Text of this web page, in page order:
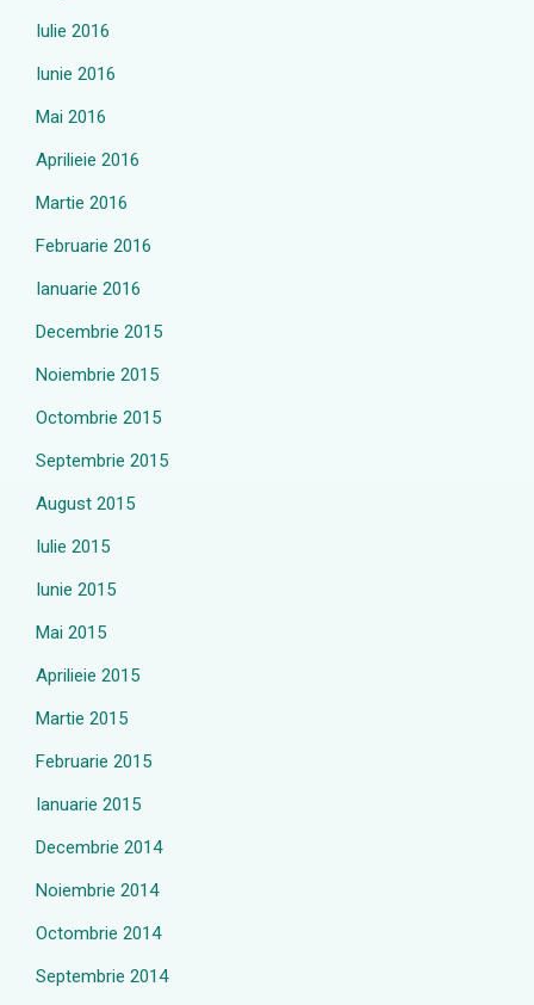
Iulie 2016
Iunie 2016
Mai 2016
Aprilieie 2016
Martie 2016
Februarie 2016
Ianuarie 2016
Decembrie 2015
Noiembrie 2015
Octombrie 2015
Septembrie 2015
August 2015
Iulie 2015
Iunie 2015
Mai 2015
Aprilieie 2015
Martie 2015
Februarie 2015
Ianuarie 2015
Decembrie 2014
Noiembrie 2014
Octombrie 2014
Septembrie 2014